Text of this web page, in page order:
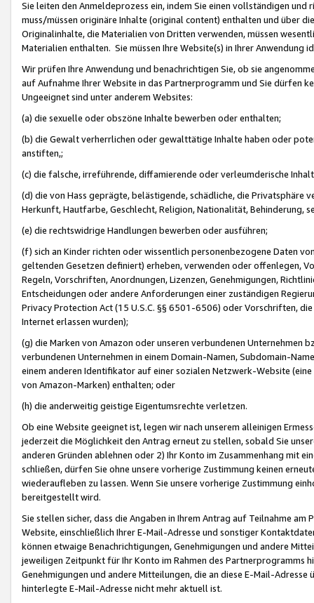
Sie leiten den Anmeldeprozess ein, indem Sie einen vollständigen
muss/müssen originäre Inhalte (original content) enthalten und über
Originalinhalte, die Materialien von Dritten verwenden, müssen
Materialien enthalten. Sie müssen Ihre Website(s) in Ihrer Anwendung
Wir prüfen Ihre Anwendung und benachrichtigen Sie, ob sie
auf Aufnahme Ihrer Website in das Partnerprogramm und Sie dürfen
Ungeeignet sind unter anderem Websites:
(a) die sexuelle oder obszöne Inhalte bewerben oder enthalten;
(b) die Gewalt verherrlichen oder gewalttätige Inhalte haben oder
anstiften,;
(c) die falsche, irreführende, diffamierende oder verleumderische
(d) die von Hass geprägte, belästigende, schädliche, die Privatsphäre
Herkunft, Hautfarbe, Geschlecht, Religion, Nationalität, Behinderung,
(e) die rechtswidrige Handlungen bewerben oder ausführen;
(f) sich an Kinder richten oder wissentlich personenbezogene Daten
geltenden Gesetzen definiert) erheben, verwenden oder offenlegen,
Regeln, Vorschriften, Anordnungen, Lizenzen, Genehmigungen,
Entscheidungen oder andere Anforderungen einer zuständigen
Privacy Protection Act (15 U.S.C. §§ 6501-6506) oder Vorschriften,
Internet erlassen wurden);
(g) die Marken von Amazon oder unseren verbundenen Unternehmen
verbundenen Unternehmen in einem Domain-Namen, Subdomain-
einem anderen Identifikator auf einer sozialen Netzwerk-Website
von Amazon-Marken) enthalten; oder
(h) die anderweitig geistige Eigentumsrechte verletzen.
Ob eine Website geeignet ist, legen wir nach unserem alleinigen
jederzeit die Möglichkeit den Antrag erneut zu stellen, sobald Sie
anderen Gründen ablehnen oder 2) Ihr Konto im Zusammenhang mit
schließen, dürfen Sie ohne unsere vorherige Zustimmung keinen
wiederaufleben zu lassen. Wenn Sie unsere vorherige Zustimmung
bereitgestellt wird.
Sie stellen sicher, dass die Angaben in Ihrem Antrag auf Teilnahme
Website, einschließlich Ihrer E-Mail-Adresse und sonstiger
können etwaige Benachrichtigungen, Genehmigungen und andere
jeweiligen Zeitpunkt für Ihr Konto im Rahmen des Partnerprogramms
Genehmigungen und andere Mitteilungen, die an diese E-Mail-
hinterlegte E-Mail-Adresse nicht mehr aktuell ist.